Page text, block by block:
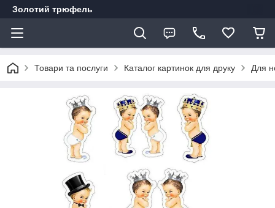
Золотий трюфель
Товари та послуги Каталог картинок для друку Для